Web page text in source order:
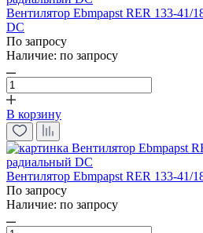
Вентилятор Ebmpapst RER 133-41/
DC
По запросу
Наличие: по запросу
В корзину
Вентилятор Ebmpapst RER 133-41/
По запросу
Наличие: по запросу